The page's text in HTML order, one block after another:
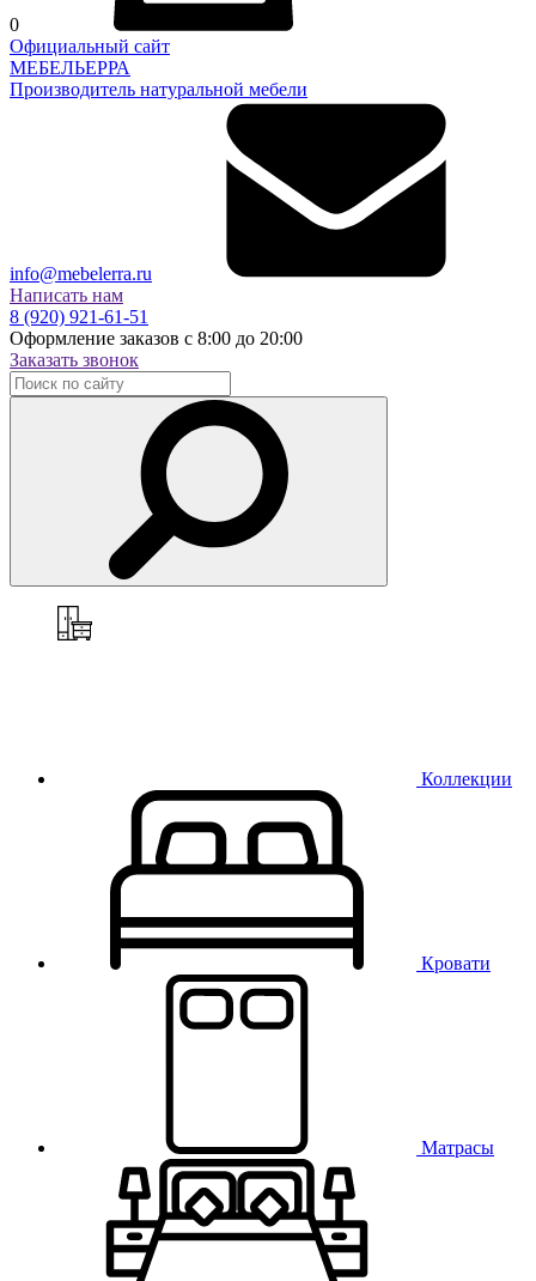
0
Официальный сайт
МЕБЕЛЬЕРРА
Производитель натуральной мебели
info@mebelerra.ru
Написать нам
8 (920) 921-61-51
Оформление заказов с 8:00 до 20:00
Заказать звонок
Коллекции
Кровати
Матрасы